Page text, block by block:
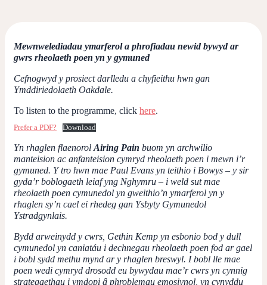
Mewnwelediadau ymarferol a phrofiadau newid bywyd ar
gwrs rheolaeth poen yn y gymuned
Cefnogwyd y prosiect darlledu a chyfieithu hwn gan
Ymddiriedolaeth Oakdale.
To listen to the programme, click here.
Prefer a PDF? Download
Yn rhaglen flaenorol Airing Pain buom yn archwilio
manteision ac anfanteision cymryd rheolaeth poen i mewn i’r
gymuned. Y tro hwn mae Paul Evans yn teithio i Bowys – y sir
gyda’r boblogaeth leiaf yng Nghymru – i weld sut mae
rheolaeth poen cymunedol yn gweithio’n ymarferol yn y
rhaglen sy’n cael ei rhedeg gan Ysbyty Gymunedol
Ystradgynlais.
Bydd arweinydd y cwrs, Gethin Kemp yn esbonio bod y dull
cymunedol yn caniatáu i dechnegau rheolaeth poen fod ar gael
i bobl sydd methu mynd ar y rhaglen breswyl. I bobl lle mae
poen wedi cymryd drosodd eu bywydau mae’r cwrs yn cynnig
strategaethau i ymdopi â phroblemau emosiynol, yn cynyddu